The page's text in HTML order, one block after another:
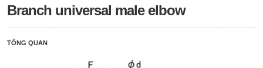
Branch universal male elbow
TỔNG QUAN